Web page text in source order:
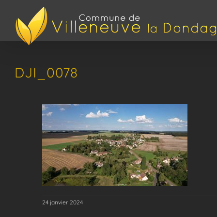
contenu
DJI_0078
24 janvier 2024